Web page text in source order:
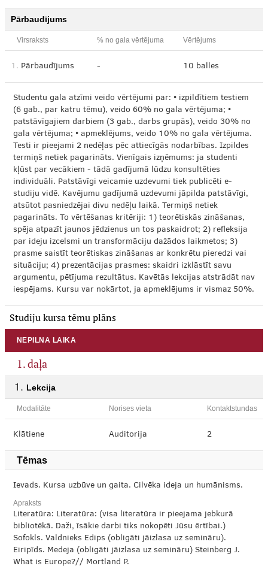
Pārbaudījums
Virsraksts % no gala vērtējuma Vērtējums
1. Pārbaudījums - 10 balles
Studentu gala atzīmi veido vērtējumi par: • izpildītiem testiem
(6 gab., par katru tēmu), veido 60% no gala vērtējuma; •
patstāvīgajiem darbiem (3 gab., darbs grupās), veido 30% no
gala vērtējuma; • apmeklējums, veido 10% no gala vērtējuma.
Testi ir pieejami 2 nedēļas pēc attiecīgās nodarbības. Izpildes
termiņš netiek pagarināts. Vienīgais izņēmums: ja studenti
kļūst par vecākiem - tādā gadījumā lūdzu konsultēties
individuāli. Patstāvīgi veicamie uzdevumi tiek publicēti e-
studiju vidē. Kavējumu gadījumā uzdevumi jāpilda patstāvīgi,
atsūtot pasniedzējai divu nedēļu laikā. Termiņš netiek
pagarināts. To vērtēšanas kritēriji: 1) teorētiskās zināšanas,
spēja atpazīt jaunos jēdzienus un tos paskaidrot; 2) refleksija
par ideju izcelsmi un transformāciju dažādos laikmetos; 3)
prasme saistīt teorētiskas zināšanas ar konkrētu pieredzi vai
situāciju; 4) prezentācijas prasmes: skaidri izklāstīt savu
argumentu, pētījuma rezultātus. Kavētās lekcijas atstrādāt nav
iespējams. Kursu var nokārtot, ja apmeklējums ir vismaz 50%.
Studiju kursa tēmu plāns
NEPILNA LAIKA
1. daļa
Lekcija
Modalitāte Norises vieta Kontaktstundas
Klātiene Auditorija 2
Tēmas
Ievads. Kursa uzbūve un gaita. Cilvēka ideja un humānisms.
Apraksts
Literatūra: Literatūra: (visa literatūra ir pieejama jebkurā
bibliotēkā. Daži, īsākie darbi tiks nokopēti Jūsu ērtībai.)
Sofokls. Valdnieks Edips (obligāti jāizlasa uz semināru).
Eiripīds. Medeja (obligāti jāizlasa uz semināru) Steinberg J.
What is Europe?// Mortland P.